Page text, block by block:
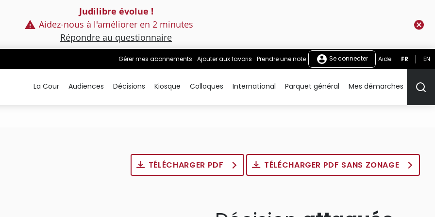
Judilibre évolue !
Aidez-nous à l'améliorer en 2 minutes
Répondre au questionnaire
Gérer mes abonnements Ajouter aux favoris Prendre une note Se connecter Aide FR EN
La Cour Audiences Décisions Kiosque Colloques International Parquet général Mes démarches
TÉLÉCHARGER PDF TÉLÉCHARGER PDF SANS ZONAGE